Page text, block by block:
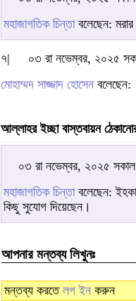
মহাজাগতিক চিন্তাবলেছেন: মরার
৭|
০৩ রা নভেম্বর, ২০২৫
মোহাম্মদ সাজ্জাদ হোসেন বলেছেন:
আল্লাহর ইচ্ছা বাস্তবায়ন
০৩ রা নভেম্বর, ২০২৫
মহাজাগতিক চিন্তাবলেছেন:
কিছু সুযোগ দিয়েছেন।
আপনার মন্তব্য লিখুনঃ
মন্তব্য করতে লগ ইন করুন